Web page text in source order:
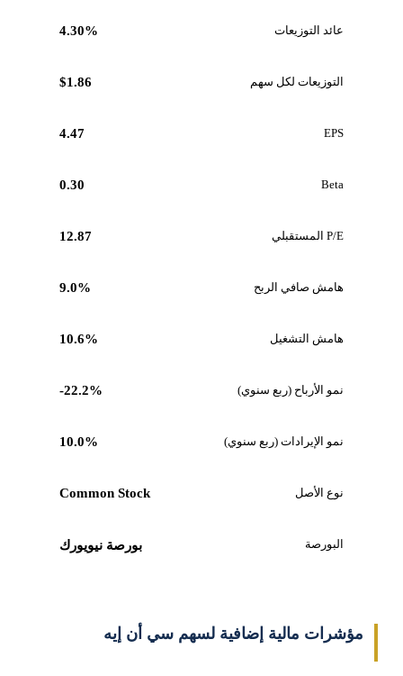
عائد التوزيعات 4.30%
التوزيعات لكل سهم $1.86
EPS
4.47
Beta
0.30
P/E المستقبلي 12.87
هامش صافي الربح 9.0%
هامش التشغيل 10.6%
نمو الأرباح (ربع سنوي) -22.2%
نمو الإيرادات (ربع سنوي) 10.0%
نوع الأصل Common Stock
البورصة بورصة نيويورك
مؤشرات مالية إضافية لسهم سي أن إيه